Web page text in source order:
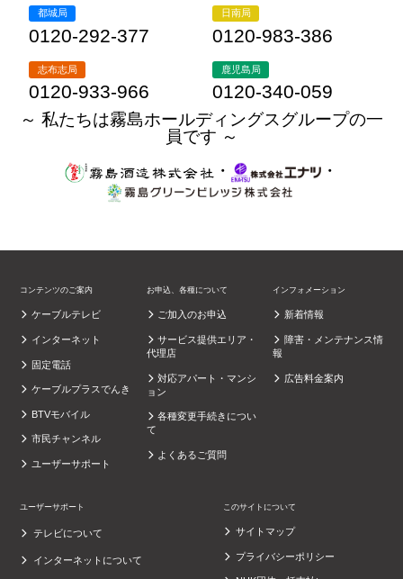
都城局
0120-292-377
日南局
0120-983-386
志布志局
0120-933-966
鹿児島局
0120-340-059
～ 私たちは霧島ホールディングスグループの一
員です ～
・
・
コンテンツのご案内
ケーブルテレビ
インターネット
固定電話
ケーブルプラスでんき
BTVモバイル
市民チャンネル
ユーザーサポート
お申込、各種について
ご加入のお申込
サービス提供エリア・
代理店
対応アパート・マンシ
ョン
各種変更手続きについ
て
よくあるご質問
インフォメーション
新着情報
障害・メンテナンス情
報
広告料金案内
ユーザーサポート
テレビについて
インターネットについて
このサイトについて
サイトマップ
プライバシーポリシー